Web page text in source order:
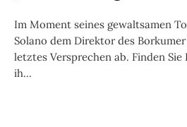
Im Moment seines gewaltsamen
Solano dem Direktor des
letztes Versprechen ab. Finden Sie
ih...